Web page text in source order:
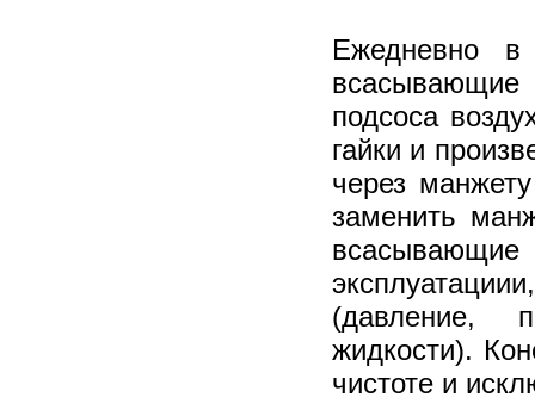
Ежедневно в
всасывающие
подсоса
гайки и
через
заменить
(давление,
жидкости).
чистоте и